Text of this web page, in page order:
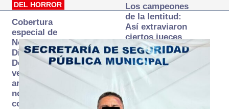
DEL HORROR
Cobertura
especial de
Norte
Digital:
Donde la
verdad
arde… pero
no se
consume
Los campeones
de la lentitud:
Así extraviaron
ciertos jueces
la justicia
expedita